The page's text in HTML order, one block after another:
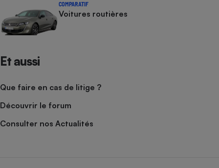
COMPARATIF
Voitures routières
Et aussi
Que faire en cas de litige ?
Découvrir le forum
Consulter nos Actualités